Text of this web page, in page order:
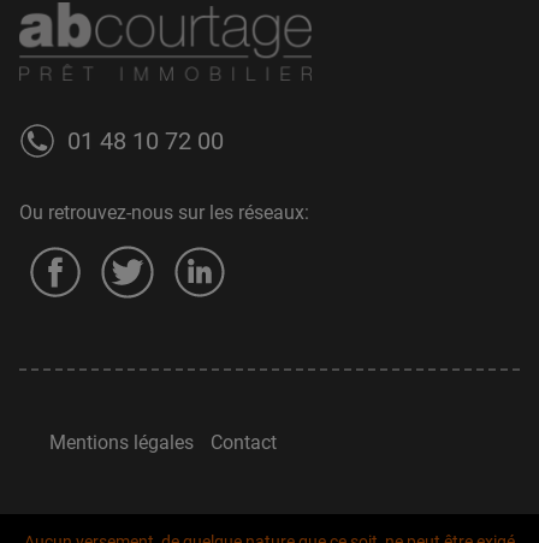
01 48 10 72 00
Ou retrouvez-nous sur les réseaux:
Mentions légales Contact